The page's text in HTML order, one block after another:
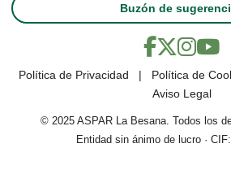
Buzón de
Política de Privacidad | Política de
Aviso Legal
© 2025 ASPAR La Besana. Todos los
Entidad sin ánimo de lucro ·